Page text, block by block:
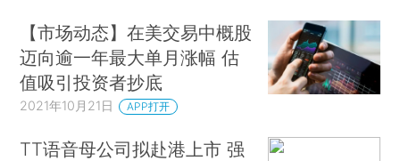
【市场动态】在美交易中概股
迈向逾一年最大单月涨幅 估
值吸引投资者抄底
2021年10月21日 APP打开
TT语音母公司拟赴港上市 强